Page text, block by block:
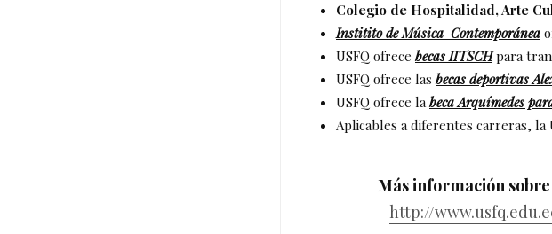
Colegio de Hospitalidad, Arte
Institito de Música Contemporánea
USFQ ofrecebecas IITSCHpara
USFQ ofrece lasbecas deportivas
USFQ ofrece labeca Arquímedes
Aplicables a diferentes carreras, la
Más información
http://